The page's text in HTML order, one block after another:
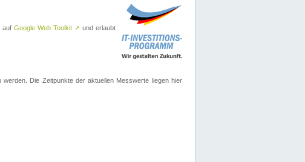
auf Google Web Toolkit ↗ und erlaubt
werden. Die Zeitpunkte der aktuellen Messwerte liegen hier